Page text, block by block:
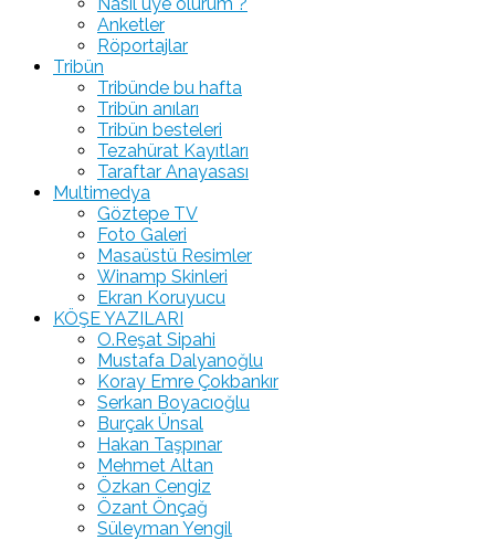
Anketler
Röportajlar
Tribün
Tribünde bu hafta
Tribün anıları
Tribün besteleri
Tezahürat Kayıtları
Taraftar Anayasası
Multimedya
Göztepe TV
Foto Galeri
Masaüstü Resimler
Winamp Skinleri
Ekran Koruyucu
KÖŞE YAZILARI
O.Reşat Sipahi
Mustafa Dalyanoğlu
Koray Emre Çokbankır
Serkan Boyacıoğlu
Burçak Ünsal
Hakan Taşpınar
Mehmet Altan
Özkan Cengiz
Özant Önçağ
Süleyman Yengil